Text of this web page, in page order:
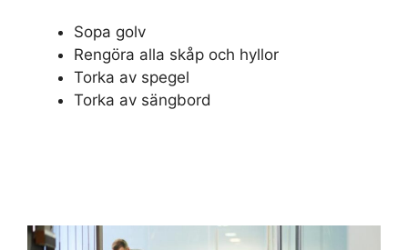
Sopa golv
Rengöra alla skåp och hyllor
Torka av spegel
Torka av sängbord